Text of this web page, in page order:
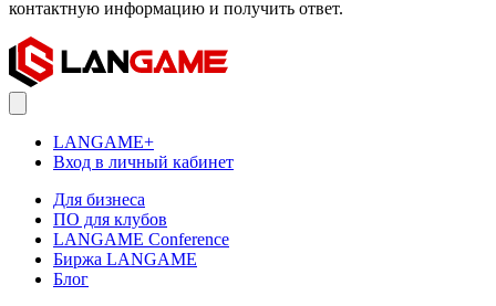
контактную информацию и получить ответ.
LANGAME+
Вход в личный кабинет
Для бизнеса
ПО для клубов
LANGAME Conference
Биржа LANGAME
Блог